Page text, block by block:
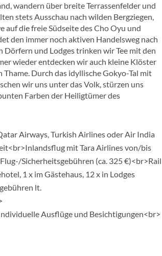
wandern über breite Terrassenfelder und
stets Ausschau nach wilden Bergziegen,
auf die freie Südseite des Cho Oyu und
den immer noch aktiven Handelsweg nach
Dörfern und Lodges trinken wir Tee mit den
wieder entdecken wir auch kleine Klöster
Durch das idyllische Gokyo-Tal mit
wir uns unter das Volk, stürzen uns
Farben der Heiligtümer des
Airways, Turkish Airlines oder Air India
mit Tara Airlines von/bis
Sicherheitsgebühren (ca. 325 €)<br>Rail
1 x im Gästehaus, 12 x in Lodges
lt.
Ausflüge und Besichtigungen<br>